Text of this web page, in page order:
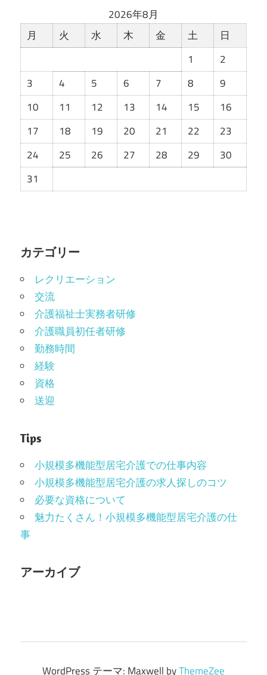
そ
う！
2026年8月
月
火 水 木 金 土
日
1
2
3
4 5 6 7 8
9
10
11 12 13 14 15
16
17
18 19 20 21 22
23
24
25 26 27 28 29
30
31
カテゴリー
レクリエーション
交流
介護福祉士実務者研修
介護職員初任者研修
勤務時間
経験
資格
送迎
Tips
小規模多機能型居宅介護での仕事内容
小規模多機能型居宅介護の求人探しのコツ
必要な資格について
魅力たくさん！小規模多機能型居宅介護の仕
事
アーカイブ
WordPress テーマ: Maxwell byThemeZee